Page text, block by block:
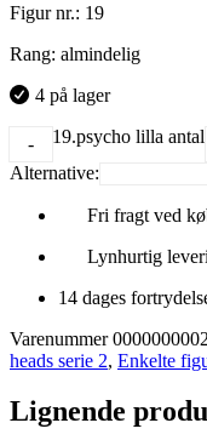
Figur nr.: 19
Rang: almindelig
4 på lager
- 19.psycho lilla antal
Alternative:
Fri fragt ved
Lynhurtig
14 dages
Varenummer
heads serie 2, Enkelte
Lignende